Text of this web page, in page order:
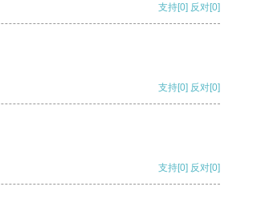
支持[0] 反对[0]
支持[0] 反对[0]
支持[0] 反对[0]